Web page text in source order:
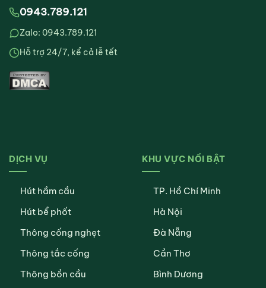
0943.789.121
Zalo: 0943.789.121
Hỗ trợ 24/7, kể cả lễ tết
DỊCH VỤ
Hút hầm cầu
Hút bể phốt
Thông cống nghẹt
Thông tắc cống
Thông bồn cầu
KHU VỰC NỔI BẬT
TP. Hồ Chí Minh
Hà Nội
Đà Nẵng
Cần Thơ
Bình Dương